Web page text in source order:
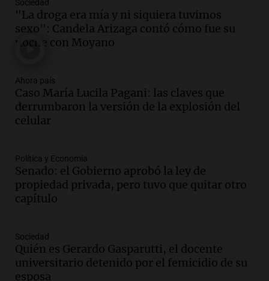
Audio.
Mendoza se prepara para un fin
de semana helado y ciudadanos
marchan contra reforma de tierras
Panorama Federal
Audio.
El "Mono" de Kapanga
adelantó su show en Rosario.
Viva la Radio Rosario
Episodios
en suspenso a hombre por simular robo
de recaudación en San Luis
Panorama Federal
Episodios
ayuda por problemas de fertilidad y la
ostentación de millonarios
Amamos Argentina
Episodios
Sociedad
"La droga era mía y ni siquiera tuvimos
sexo": Candela Arizaga contó cómo fue su
noche con Moyano
Ahora país
Caso María Lucila Pagani: las claves que
derrumbaron la versión de la explosión del
celular
Política y Economía
Senado: el Gobierno aprobó la ley de
propiedad privada, pero tuvo que quitar otro
capítulo
Sociedad
Quién es Gerardo Gasparutti, el docente
universitario detenido por el femicidio de su
esposa